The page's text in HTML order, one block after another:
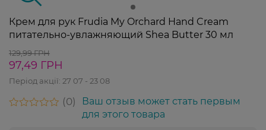
Крем для рук Frudia My Orchard Hand Cream
питательно-увлажняющий Shea Butter 30 мл
129,99 ГРН
97,49 ГРН
Період акції: 27 07 - 23 08
0
Ваш отзыв может стать первым
для этого товара